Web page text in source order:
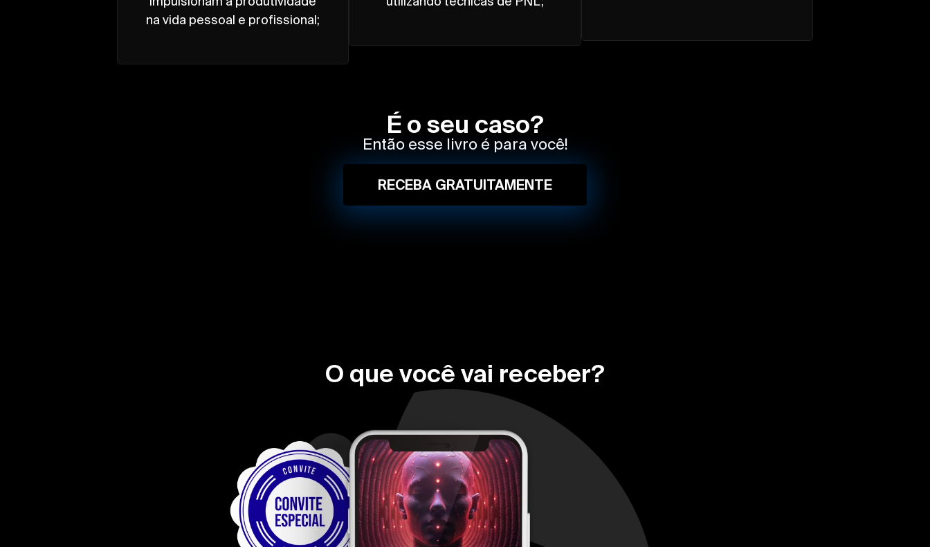
na vida pessoal e profissional;
É o seu caso?
Então esse livro é para você!
RECEBA GRATUITAMENTE
O que você vai receber?